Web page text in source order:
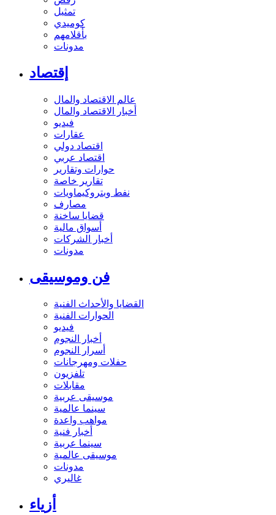
تمثيل
كوميدي
بأقلامهم
مدونات
إقتصاد
عالم الاقتصاد والمال
أخبار الاقتصاد والمال
فيديو
عقارات
اقتصاد دولي
اقتصاد عربي
حوارات وتقارير
تقارير خاصة
نفط وبتروكيماويات
مصارف
قضايا ساخنة
أسواق مالية
أخبار الشركات
مدونات
فن وموسيقى
القضايا والأحداث الفنية
الحوارات الفنية
فيديو
أخبار النجوم
أسرار النجوم
حفلات ومهرجانات
تلفزيون
مقابلات
موسيقى عربية
سينما عالمية
مواهب واعدة
أخبار فنية
سينما عربية
موسيقى عالمية
مدونات
غاليري
أزياء